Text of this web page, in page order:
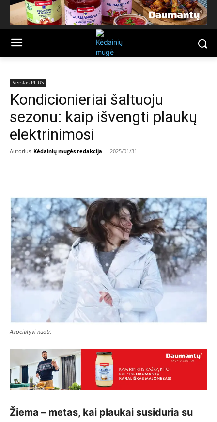
Verslas PLIUS
Kondicionieriai šaltuoju
sezonu: kaip išvengti plaukų
elektrinimosi
Autorius Kėdainių mugės redakcija - 2025/01/31
Asociatyvi nuotr.
Žiema – metas, kai plaukai susiduria su